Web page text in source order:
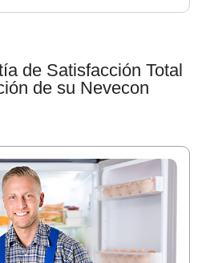
de Satisfacción Total
de su Nevecon